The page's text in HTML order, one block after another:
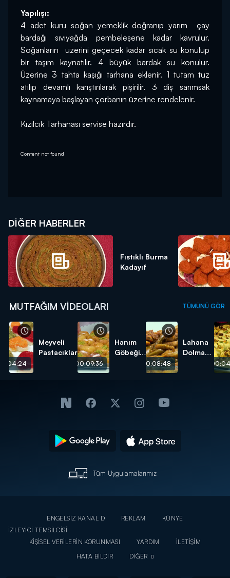
Yapılışı:
4 adet kuru soğan yemeklik doğranıp yarım  çay
bardağı sıvıyağda pembeleşene kadar kavrulur.
Soğanların  üzerini geçecek kadar sıcak su konulup
bir taşım kaynatılır. 4 büyük bardak su konulur.
Üzerine 3 tahta kaşığı tarhana eklenir. 1 tutam tuz
atılıp devamlı karıştırılarak pişirilir. 3 diş sarımsak
kaynamaya başlayan çorbanın üzerine rendelenir.
Kızılcık Tarhanası servise hazırdır.
Content not found
DIĞER HABERLER
Fıstıklı Burma
Kadayıf
MUTFAĞIM VIDEOLARI TÜMÜNÜ GÖR
Meyveli
Pastacıklar
00:09:36
Hanım
Göbeği
00:08:48
Lahana
Dolması
Tüm Uygulamalarımız
ENGELSİZ KANAL D REKLAM
KÜNYE
İZLEYİCİ TEMSİLCİSİ
KİŞİSEL VERİLERİN KORUNMASI
YARDIM
İLETİŞİM
HATA BİLDİR
DİĞER